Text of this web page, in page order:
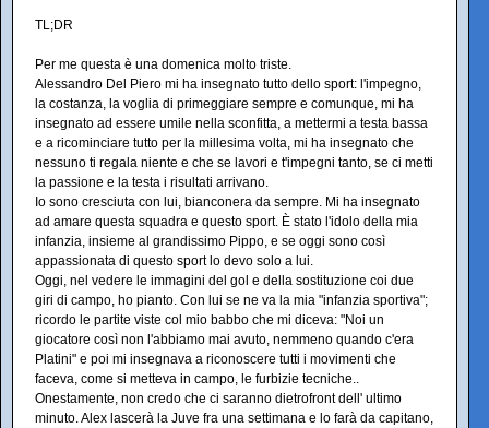
TL;DR
Per me questa è una domenica molto triste.
Alessandro Del Piero mi ha insegnato tutto dello sport: l'impegno,
la costanza, la voglia di primeggiare sempre e comunque, mi ha
insegnato ad essere umile nella sconfitta, a mettermi a testa bassa
e a ricominciare tutto per la millesima volta, mi ha insegnato che
nessuno ti regala niente e che se lavori e t'impegni tanto, se ci metti
la passione e la testa i risultati arrivano.
Io sono cresciuta con lui, bianconera da sempre. Mi ha insegnato
ad amare questa squadra e questo sport. È stato l'idolo della mia
infanzia, insieme al grandissimo Pippo, e se oggi sono così
appassionata di questo sport lo devo solo a lui.
Oggi, nel vedere le immagini del gol e della sostituzione coi due
giri di campo, ho pianto. Con lui se ne va la mia "infanzia sportiva";
ricordo le partite viste col mio babbo che mi diceva: "Noi un
giocatore così non l'abbiamo mai avuto, nemmeno quando c'era
Platini" e poi mi insegnava a riconoscere tutti i movimenti che
faceva, come si metteva in campo, le furbizie tecniche..
Onestamente, non credo che ci saranno dietrofront dell' ultimo
minuto. Alex lascerà la Juve fra una settimana e lo farà da capitano,